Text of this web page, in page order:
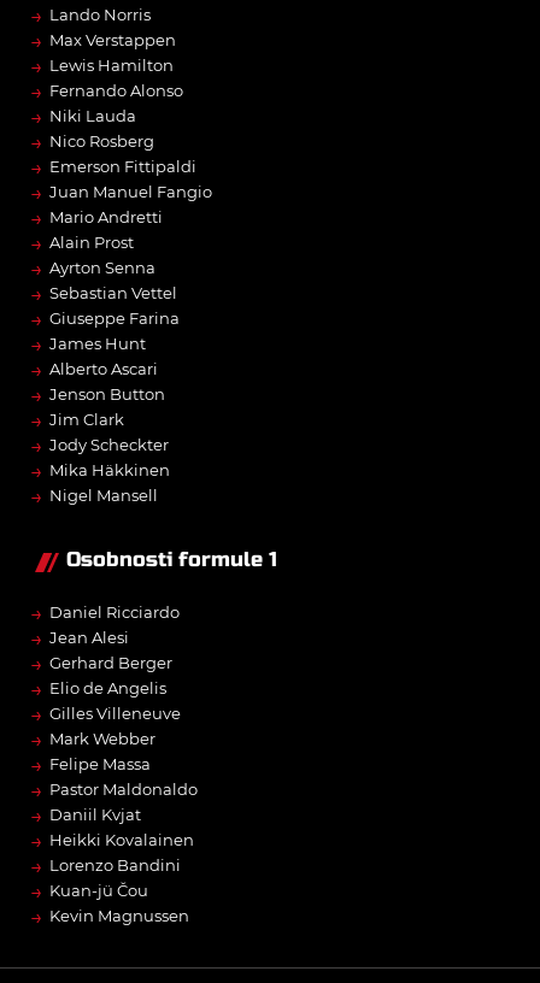
→ Lando Norris
→ Max Verstappen
→ Lewis Hamilton
→ Fernando Alonso
→ Niki Lauda
→ Nico Rosberg
→ Emerson Fittipaldi
→ Juan Manuel Fangio
→ Mario Andretti
→ Alain Prost
→ Ayrton Senna
→ Sebastian Vettel
→ Giuseppe Farina
→ James Hunt
→ Alberto Ascari
→ Jenson Button
→ Jim Clark
→ Jody Scheckter
→ Mika Häkkinen
→ Nigel Mansell
Osobnosti formule 1
→ Daniel Ricciardo
→ Jean Alesi
→ Gerhard Berger
→ Elio de Angelis
→ Gilles Villeneuve
→ Mark Webber
→ Felipe Massa
→ Pastor Maldonaldo
→ Daniil Kvjat
→ Heikki Kovalainen
→ Lorenzo Bandini
→ Kuan-jü Čou
→ Kevin Magnussen